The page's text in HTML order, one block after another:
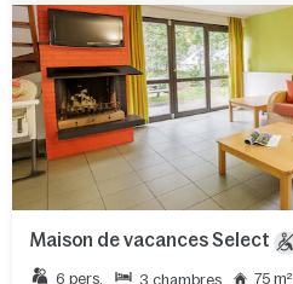
Maison de vacances Select
6 pers. 3 chambres 75 m²